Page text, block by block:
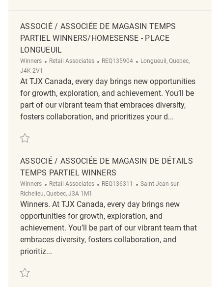
ASSOCIÉ / ASSOCIÉE DE MAGASIN TEMPS
PARTIEL WINNERS/HOMESENSE - PLACE
LONGUEUIL
Winners Category
Retail Associates ReqId
REQ135904 Location
Longueuil, Quebec,
J4K 2V1
At TJX Canada, every day brings new opportunities
for growth, exploration, and achievement. You’ll be
part of our vibrant team that embraces diversity,
fosters collaboration, and prioritizes your d...
Save Associé / Associée de magasin Temps partiel Winners/
ASSOCIÉ / ASSOCIÉE DE MAGASIN DE DÉTAILS
TEMPS PARTIEL WINNERS
Winners Category
Retail Associates ReqId
REQ136311 Location
Saint-Jean-sur-
Richelieu, Quebec, J3A 1M1
Winners. At TJX Canada, every day brings new
opportunities for growth, exploration, and
achievement. You’ll be part of our vibrant team that
embraces diversity, fosters collaboration, and
prioritiz...
Save Associé / Associée de Magasin de Détails Temps Partiel Winners